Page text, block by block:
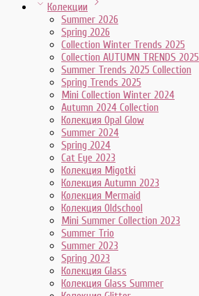
Колекции
Summer 2026
Spring 2026
Collection Winter Trends 2025
Collection AUTUMN TRENDS 2025
Summer Trends 2025 Collection
Spring Trends 2025
Mini Collection Winter 2024
Autumn 2024 Collection
Колекция Opal Glow
Summer 2024
Spring 2024
Cat Eye 2023
Колекция Migotki
Колекция Autumn 2023
Колекция Mermaid
Колекция Oldschool
Mini Summer Collection 2023
Summer Trio
Summer 2023
Spring 2023
Колекция Glass
Колекция Glass Summer